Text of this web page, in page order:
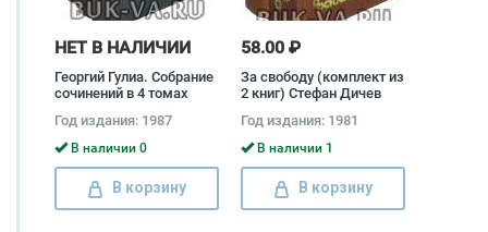
НЕТ В НАЛИЧИИ
Георгий Гулиа. Собрание
сочинений в 4 томах
Гулиа
Год издания: 1987
В наличии 0
В корзину
58.00 ₽
За свободу (комплект из
2 книг) Стефан Дичев
Год издания: 1981
В наличии 1
В корзину